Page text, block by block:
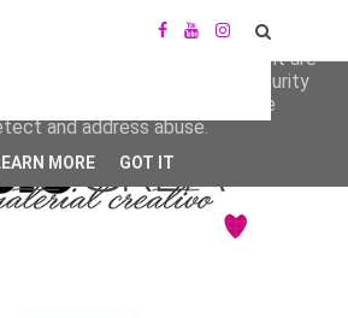
from Google to deliver its services
Your IP address and user-agent are
with performance and security
of service, generate usage
and address abuse.
MORE GOT IT